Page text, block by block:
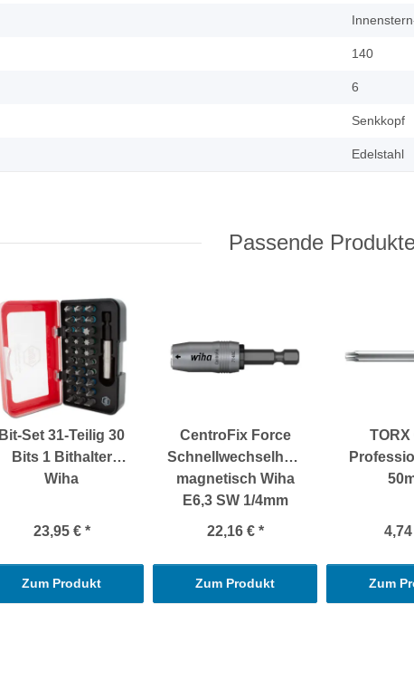
140
6
Senkkopf
Edelstahl
Passende
Bit-Set 31-Teilig 30
Bits 1 Bithalter
Wiha
23,95 € *
Zum Produkt
CentroFix Force
Schnellwechselhalter
magnetisch Wiha
E6,3 SW 1/4mm
22,16 € *
Zum Produkt Zum